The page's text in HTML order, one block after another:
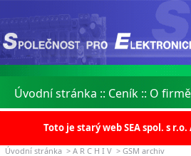
Úvodní stránka :: Ceník :: O firmě
Toto je starý web SEA spol. s
Úvodní stránka > A R C H I V > GSM archiv